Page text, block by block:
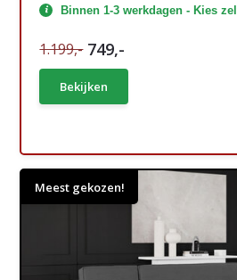
Binnen 1-3 werkdagen - Kies
1.199,- 749,-
Bekijken
Meest gekozen!